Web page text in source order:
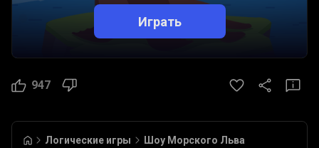
Играть
947
Логические игры Шоу Морского Льва